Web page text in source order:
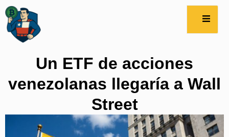
Un ETF de acciones
venezolanas llegaría a Wall
Street